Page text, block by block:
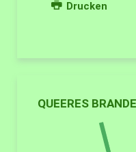
Drucken
QUEERES